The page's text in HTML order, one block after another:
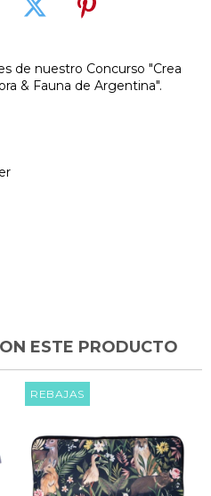
de nuestro Concurso "Crea
& Fauna de Argentina".
ESTE PRODUCTO